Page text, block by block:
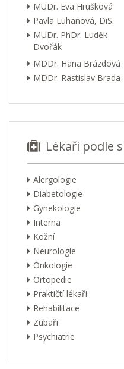
MUDr. Eva Hrušková
Pavla Luhanová, DiS.
MUDr. PhDr. Luděk
Dvořák
MDDr. Hana Brázdová
MDDr. Rastislav Brada
Lékaři podle
Alergologie
Diabetologie
Gynekologie
Interna
Kožní
Neurologie
Onkologie
Ortopedie
Praktičtí lékaři
Rehabilitace
Zubaři
Psychiatrie